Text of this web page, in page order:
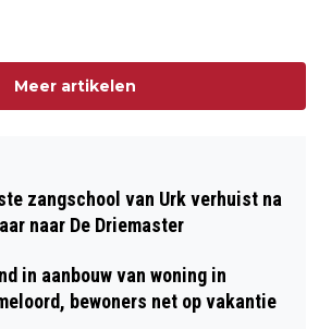
Meer artikelen
zangschool van Urk verhuist na
naar De Driemaster
in aanbouw van woning in
bewoners net op vakantie